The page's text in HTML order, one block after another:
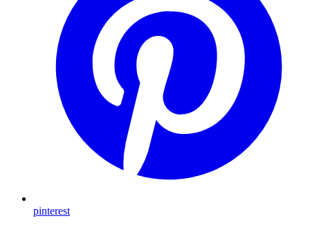
pinterest